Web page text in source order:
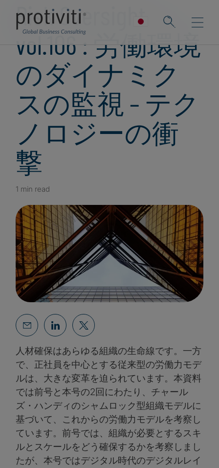
Risk Oversight
vol.106 : 労働環境
のダイナミク
スの監視 – テク
ノロジーの衝
撃
1 min read
人材確保はあらゆる組織の生命線です。一方
で、正社員を中心とする従来型の労働力モデ
ルは、大きな変革を迫られています。本資料
では前号と本号の2回にわたり、チャール
ズ・ハンディのシャムロック型組織モデルに
基づいて、これからの労働力モデルを考察し
ています。前号では、組織が必要とするスキ
ルとスケールをどう確保するかを考察しまし
たが、本号ではデジタル時代のデジタルレイ